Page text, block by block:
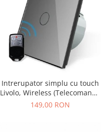
Intrerupator simplu cu touch
Livolo, Wireless (Telecomanda
inclusa)
149,00 RON